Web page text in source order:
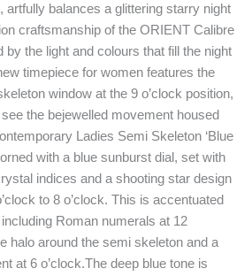
artfully balances a glittering starry night
craftsmanship of the ORIENT Calibre
by the light and colours that fill the night
timepiece for women features the
window at the 9 o’clock position,
the bejewelled movement housed
Ladies Semi Skeleton ‘Blue
with a blue sunburst dial, set with
indices and a shooting star design
to 8 o’clock. This is accentuated
Roman numerals at 12
halo around the semi skeleton and a
at 6 o’clock.The deep blue tone is